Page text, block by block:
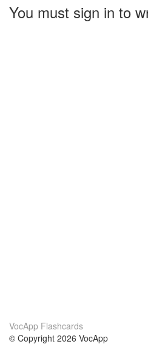
You must sign in to
VocApp Flashcards
© Copyright 2026 VocApp